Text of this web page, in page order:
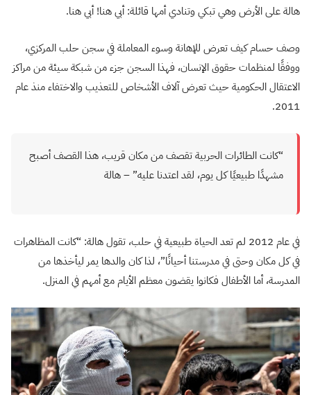
هالة على الأرض وهي تبكي وتنادي أمها قائلة: أبي هنا! أبي هنا.
وصف حسام كيف تعرض للإهانة وسوء المعاملة في سجن حلب المركزي،
ووفقًا لمنظمات حقوق الإنسان، فهذا السجن جزء من شبكة سيئة من مراكز
الاعتقال الحكومية حيث تعرض آلاف الأشخاص للتعذيب والاختفاء منذ عام
2011.
“كانت الطائرات الحربية تقصف من مكان قريب، هذا القصف أصبح
مشهدًا طبيعيًا كل يوم، لقد اعتدنا عليه” – هالة
في عام 2012 لم تعد الحياة طبيعية في حلب، تقول هالة: “كانت المظاهرات
في كل مكان وحتى في مدرستنا أحيانًا”، لذا كان والدها يمر ليأخذها من
المدرسة، أما الأطفال فكانوا يقضون معظم الأيام مع أمهم في المنزل.